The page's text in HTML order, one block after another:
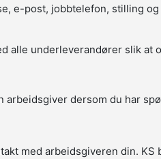
e-post, jobbtelefon, stilling
alle underleverandører slik
dersom du har
med arbeidsgiveren din.